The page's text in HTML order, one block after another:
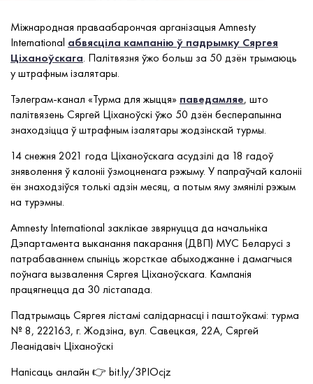
Міжнародная праваабарончая арганізацыя Amnesty
International абвясціла кампанію ў падрымку Сяргея
Ціханоўскага. Палітвязня ўжо больш за 50 дзён трымаюць
у штрафным ізалятары.
Тэлеграм-канал «Турма для жыцця» паведамляе, што
палітвязень Сяргей Ціханоўскі ўжо 50 дзён бесперапынна
знаходзіцца ў штрафным ізалятары жодзінскай турмы.
14 снежня 2021 года Ціханоўскага асудзілі да 18 гадоў
зняволення ў калоніі ўзмоцненага рэжыму. У папраўчай калоніі
ён знаходзіўся толькі адзін месяц, а потым яму змянілі рэжым
на турэмны.
Amnesty International заклікае звярнуцца да начальніка
Дэпартамента выканання пакарання (ДВП) МУС Беларусі з
патрабаваннем спыніць жорсткае абыходжанне і дамагчыся
поўнага вызвалення Сяргея Ціханоўскага. Кампанія
працягнецца да 30 лістапада.
Падтрымаць Сяргея лістамі салідарнасці і паштоўкамі: турма
№ 8, 222163, г. Жодзіна, вул. Савецкая, 22А, Сяргей
Леанідавіч Ціханоўскі
Напісаць анлайн 👉 bit.ly/3PIOcjz